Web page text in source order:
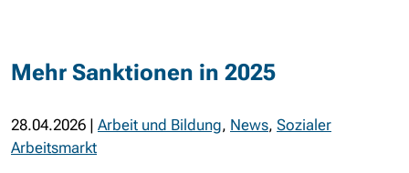
Mehr Sanktionen in 2025
28.04.2026 | Arbeit und Bildung, News, Sozialer
Arbeitsmarkt